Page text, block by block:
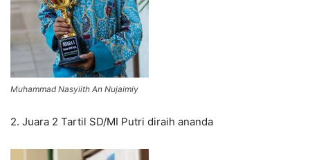
Muhammad Nasyiith An Nujaimiy
2. Juara 2 Tartil SD/MI Putri diraih ananda